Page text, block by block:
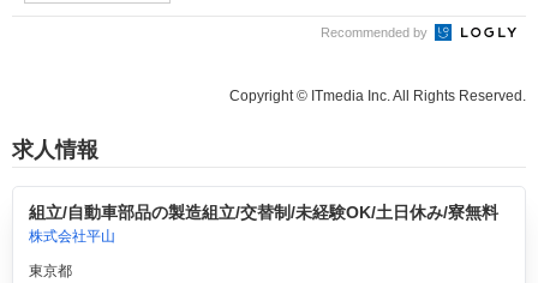
Recommended by
Copyright © ITmedia Inc. All Rights Reserved.
求人情報
組立/自動車部品の製造組立/交替制/未経験OK/土日休み/寮無料
株式会社平山
東京都